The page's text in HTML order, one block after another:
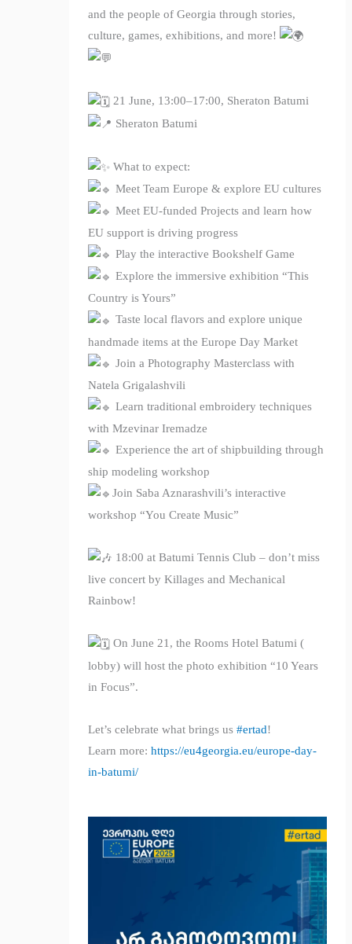
and the people of Georgia through stories,
culture, games, exhibitions, and more!
21 June, 13:00–17:00, Sheraton Batumi
Sheraton Batumi
What to expect:
Meet Team Europe & explore EU cultures
Meet EU-funded Projects and learn how
EU support is driving progress
Play the interactive Bookshelf Game
Explore the immersive exhibition “This
Country is Yours”
Taste local flavors and explore unique
handmade items at the Europe Day Market
Join a Photography Masterclass with
Natela Grigalashvili
Learn traditional embroidery techniques
with Mzevinar Iremadze
Experience the art of shipbuilding through
ship modeling workshop
Join Saba Aznarashvili’s interactive
workshop “You Create Music”
18:00 at Batumi Tennis Club – don’t miss
live concert by Killages and Mechanical
Rainbow!
On June 21, the Rooms Hotel Batumi (
lobby) will host the photo exhibition “10 Years
in Focus”.
Let’s celebrate what brings us#ertad!
Learn more:https://eu4georgia.eu/europe-day-
in-batumi/